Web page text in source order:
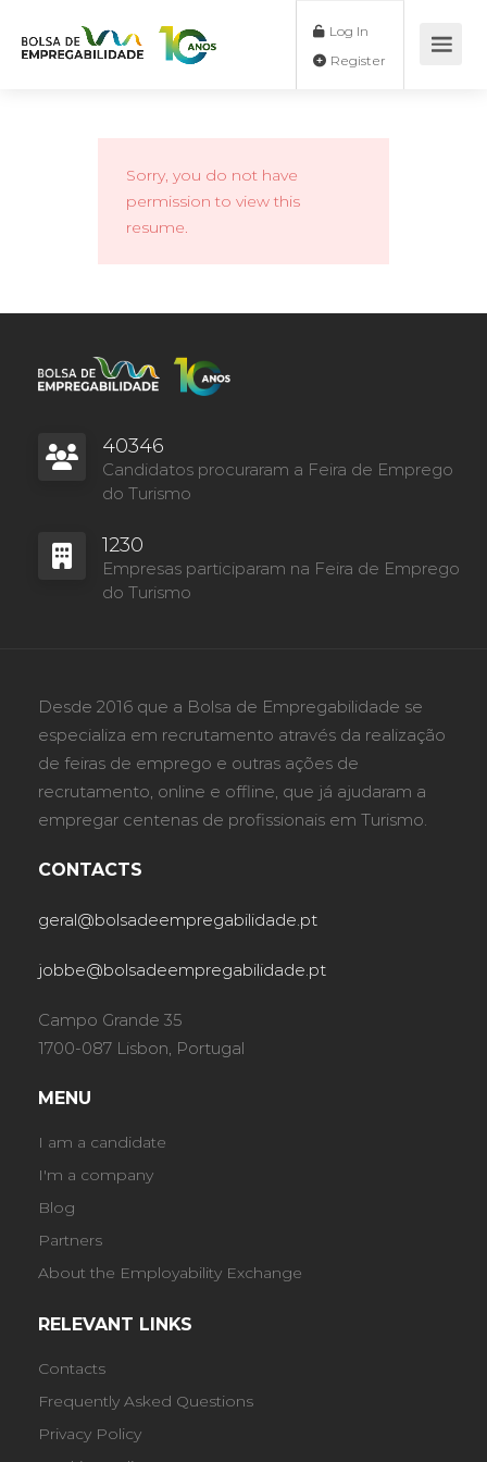
Log In
Sorry, you do not have
permission to view this
resume.
40346
Candidatos procuraram a Feira de Emprego
do Turismo
1230
Empresas participaram na Feira de Emprego
do Turismo
Desde 2016 que a Bolsa de Empregabilidade se
especializa em recrutamento através da realização
de feiras de emprego e outras ações de
recrutamento, online e offline, que já ajudaram a
empregar centenas de profissionais em Turismo.
CONTACTS
geral@bolsadeempregabilidade.pt
jobbe@bolsadeempregabilidade.pt
Campo Grande 35
1700-087 Lisbon, Portugal
MENU
I am a candidate
I'm a company
Blog
Partners
About the Employability Exchange
RELEVANT LINKS
Contacts
Frequently Asked Questions
Privacy Policy